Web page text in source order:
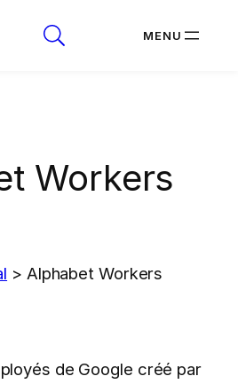
Workers
> Alphabet Workers
de Google créé par